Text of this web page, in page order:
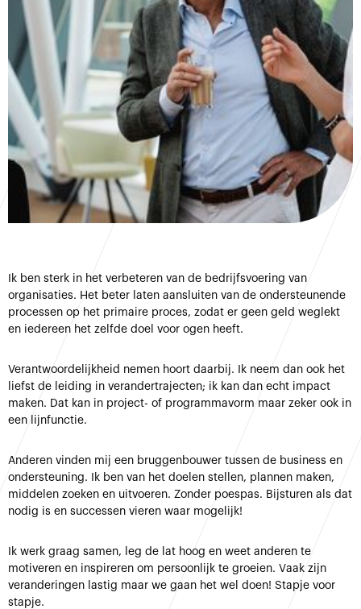
Ik ben sterk in het verbeteren van de bedrijfsvoering van
organisaties. Het beter laten aansluiten van de ondersteunende
processen op het primaire proces, zodat er geen geld weglekt
en iedereen het zelfde doel voor ogen heeft.
Verantwoordelijkheid nemen hoort daarbij. Ik neem dan ook het
liefst de leiding in verandertrajecten; ik kan dan echt impact
maken. Dat kan in project- of programmavorm maar zeker ook in
een lijnfunctie.
Anderen vinden mij een bruggenbouwer tussen de business en
ondersteuning. Ik ben van het doelen stellen, plannen maken,
middelen zoeken en uitvoeren. Zonder poespas. Bijsturen als dat
nodig is en successen vieren waar mogelijk!
Ik werk graag samen, leg de lat hoog en weet anderen te
motiveren en inspireren om persoonlijk te groeien. Vaak zijn
veranderingen lastig maar we gaan het wel doen! Stapje voor
stapje.